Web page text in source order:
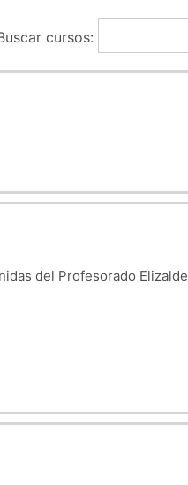
cursos:
del Profesorado Elizalde